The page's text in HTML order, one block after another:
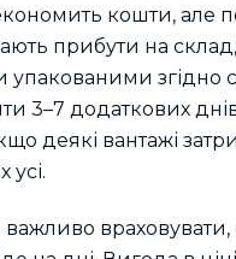
кошти, але
прибути на
упакованими згідно
3–7 додаткових
деякі вантажі
усі.
важливо